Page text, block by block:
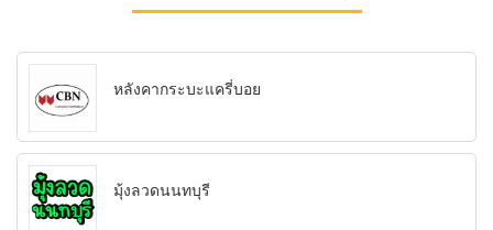
หลังคากระบะแครี่บอย
มุ้งลวดนนทบุรี